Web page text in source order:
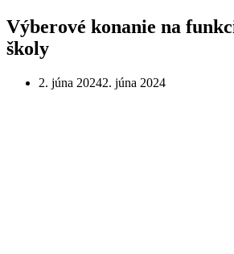
Výberové konanie na
školy
2. júna 20242. júna 2024